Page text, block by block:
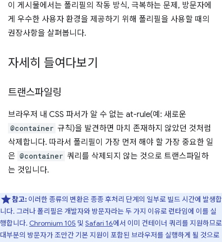
이 게시물에서는 폴리필의 작동 방식, 극복하는 문제, 방문자에
게 우수한 사용자 환경을 제공하기 위해 폴리필을 사용할 때의
권장사항을 살펴봅니다.
자세히 들여다보기
트랜스파일링
브라우저 내 CSS 파서가 알 수 없는 at-rule(예: 새로운
@container 규칙)을 발견하면 마치 존재하지 않았던 것처럼
삭제합니다. 따라서 폴리필이 가장 먼저 해야 할 가장 중요한 일
은 @container 쿼리를 삭제되지 않는 것으로 트랜스파일하
는 것입니다.
참고: 이러한 종류의 변환은 종종 후처리 단계의 일부로 빌드 시간에 발생합
니다. 그러나 폴리필은 개발자와 방문자라는 두 가지 이유로 런타임에 이를 실
행합니다. Chromium 105 및 Safari 16에서 이미 컨테이너 쿼리를 지원하므로
대부분의 방문자가 조만간 기본 지원이 포함된 브라우저를 실행하게 될 것으로